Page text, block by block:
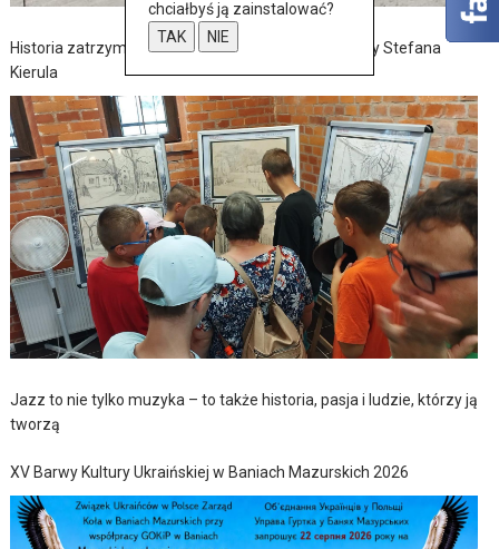
Historia zatrzymana w szkicach – wernisaż wystawy Stefana
Kierula
Jazz to nie tylko muzyka – to także historia, pasja i ludzie, którzy ją
tworzą
XV Barwy Kultury Ukraińskiej w Baniach Mazurskich 2026
chciałbyś ją zainstalować?
TAK
NIE